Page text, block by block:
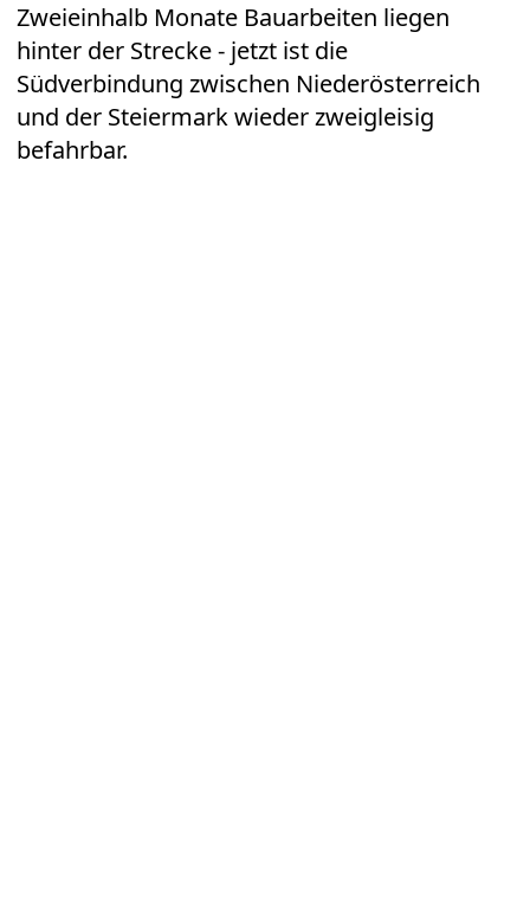
Zweieinhalb Monate Bauarbeiten liegen
hinter der Strecke - jetzt ist die
Südverbindung zwischen Niederösterreich
und der Steiermark wieder zweigleisig
befahrbar.